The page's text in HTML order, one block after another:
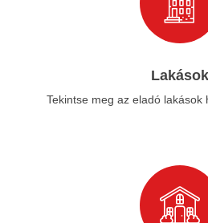
Lakások
Tekintse meg az eladó lakások